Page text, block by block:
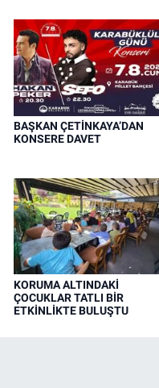
BAŞKAN ÇETİNKAYA’DAN
KONSERE DAVET
KORUMA ALTINDAKİ
ÇOCUKLAR TATLI BİR
ETKİNLİKTE BULUŞTU